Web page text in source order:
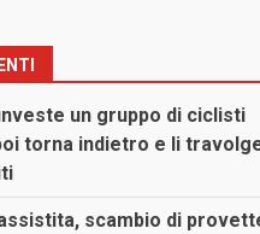
un gruppo di ciclisti
torna indietro e li
scambio di